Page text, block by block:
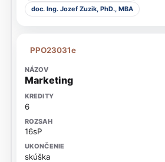
doc. Ing. Jozef Zuzik, PhD., MBA
PPO23031e
Marketing
6
16sP
skúška